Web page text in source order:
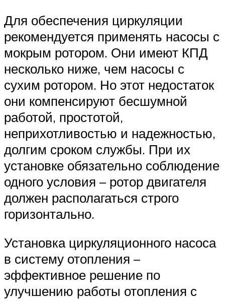
Для обеспечения циркуляции
рекомендуется применять насосы с
мокрым ротором. Они имеют КПД
несколько ниже, чем насосы с
сухим ротором. Но этот недостаток
они компенсируют бесшумной
работой, простотой,
неприхотливостью и надежностью,
долгим сроком службы. При их
установке обязательно соблюдение
одного условия – ротор двигателя
должен располагаться строго
горизонтально.
Установка циркуляционного насоса
в систему отопления –
эффективное решение по
улучшению работы отопления с